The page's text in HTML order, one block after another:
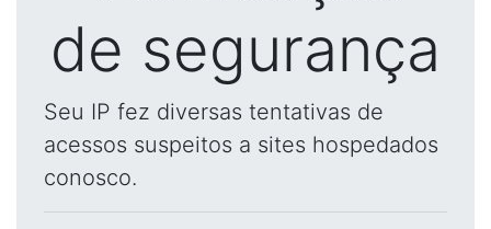
de segurança
Seu IP fez diversas tentativas de
acessos suspeitos a sites hospedados
conosco.